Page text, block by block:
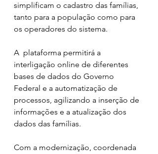
simplificam o cadastro das famílias,
tanto para a população como para
os operadores do sistema.
A  plataforma permitirá a
interligação online de diferentes
bases de dados do Governo
Federal e a automatização de
processos, agilizando a inserção de
informações e a atualização dos
dados das famílias.
Com a modernização, coordenada